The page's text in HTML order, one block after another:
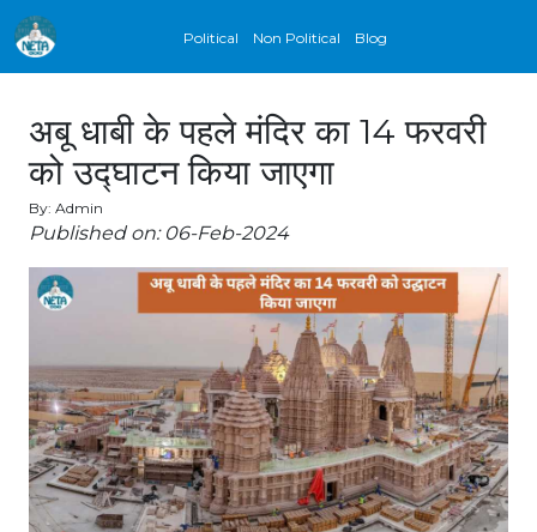
Political Non Political Blog
अबू धाबी के पहले मंदिर का 14 फरवरी
को उद्घाटन किया जाएगा
By: Admin
Published on: 06-Feb-2024